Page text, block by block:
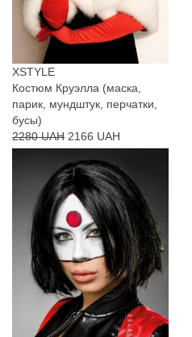
XSTYLE
Костюм Круэлла (маска,
парик, мундштук, перчатки,
бусы)
2280 UAH 2166 UAH